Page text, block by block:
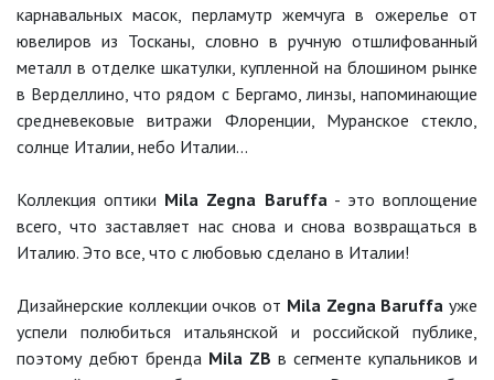
карнавальных масок, перламутр жемчуга в ожерелье от
ювелиров из Тосканы, словно в ручную отшлифованный
металл в отделке шкатулки, купленной на блошином рынке
в Верделлино, что рядом с Бергамо, линзы, напоминающие
средневековые витражи Флоренции, Муранское стекло,
солнце Италии, небо Италии...
Коллекция оптики Mila Zegna Baruffa- это воплощение
всего, что заставляет нас снова и снова возвращаться в
Италию. Это все, что с любовью сделано в Италии!
Дизайнерские коллекции очков от Mila Zegna Baruffa уже
успели полюбиться итальянской и российской публике,
поэтому дебют бренда Mila ZB в сегменте купальников и